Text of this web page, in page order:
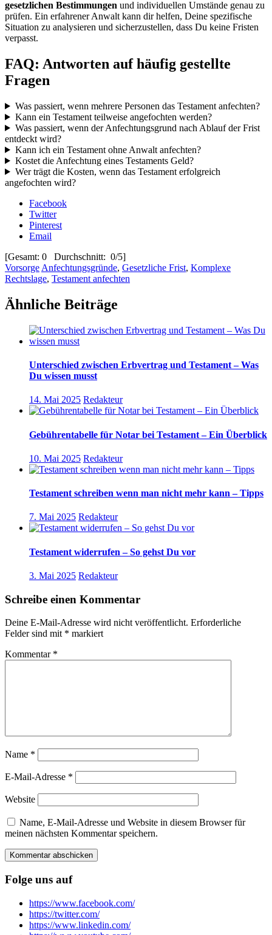
gesetzlichen Bestimmungen und individuellen Umstände genau zu
prüfen. Ein erfahrener Anwalt kann dir helfen, Deine spezifische
Situation zu analysieren und sicherzustellen, dass Du keine Fristen
verpasst.
FAQ: Antworten auf häufig gestellte
Fragen
Was passiert, wenn mehrere Personen das Testament anfechten?
Kann ein Testament teilweise angefochten werden?
Was passiert, wenn der Anfechtungsgrund nach Ablauf der Frist
entdeckt wird?
Kann ich ein Testament ohne Anwalt anfechten?
Kostet die Anfechtung eines Testaments Geld?
Wer trägt die Kosten, wenn das Testament erfolgreich
angefochten wird?
Facebook
Twitter
Pinterest
Email
[Gesamt: 0 Durchschnitt: 0/5]
Vorsorge Anfechtungsgründe, Gesetzliche Frist, Komplexe
Rechtslage, Testament anfechten
Ähnliche Beiträge
Unterschied zwischen Erbvertrag und Testament – Was
Du wissen musst
14. Mai 2025 Redakteur
Gebührentabelle für Notar bei Testament – Ein Überblick
10. Mai 2025 Redakteur
Testament schreiben wenn man nicht mehr kann – Tipps
7. Mai 2025 Redakteur
Testament widerrufen – So gehst Du vor
3. Mai 2025 Redakteur
Schreibe einen Kommentar
Deine E-Mail-Adresse wird nicht veröffentlicht. Erforderliche
Felder sind mit * markiert
Kommentar *
Name *
E-Mail-Adresse *
Website
Name, E-Mail-Adresse und Website in diesem Browser für
meinen nächsten Kommentar speichern.
Folge uns auf
https://www.facebook.com/
https://twitter.com/
https://www.linkedin.com/